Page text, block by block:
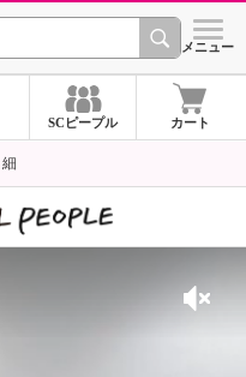
シメニュー
SCピープル カート